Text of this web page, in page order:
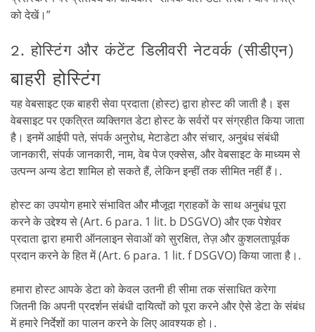
को देखें।”
2. होस्टिंग और कंटेंट डिलीवरी नेटवर्क (सीडीएन)
बाहरी होस्टिंग
यह वेबसाइट एक बाहरी सेवा प्रदाता (होस्ट) द्वारा होस्ट की जाती है। इस
वेबसाइट पर एकत्रित व्यक्तिगत डेटा होस्ट के सर्वरों पर संग्रहीत किया जाता
है। इनमें आईपी पते, संपर्क अनुरोध, मेटाडेटा और संचार, अनुबंध संबंधी
जानकारी, संपर्क जानकारी, नाम, वेब पेज एक्सेस, और वेबसाइट के माध्यम से
उत्पन्न अन्य डेटा शामिल हो सकते हैं, लेकिन इन्हीं तक सीमित नहीं हैं।.
होस्ट का उपयोग हमारे संभावित और मौजूदा ग्राहकों के साथ अनुबंध पूरा
करने के उद्देश्य से (Art. 6 para. 1 lit. b DSGVO) और एक पेशेवर
प्रदाता द्वारा हमारी ऑनलाइन सेवाओं को सुरक्षित, तेज़ और कुशलतापूर्वक
प्रदान करने के हित में (Art. 6 para. 1 lit. f DSGVO) किया जाता है।.
हमारा होस्ट आपके डेटा को केवल उतनी ही सीमा तक संसाधित करेगा
जितनी कि अपनी प्रदर्शन संबंधी दायित्वों को पूरा करने और ऐसे डेटा के संबंध
में हमारे निर्देशों का पालन करने के लिए आवश्यक हो।.